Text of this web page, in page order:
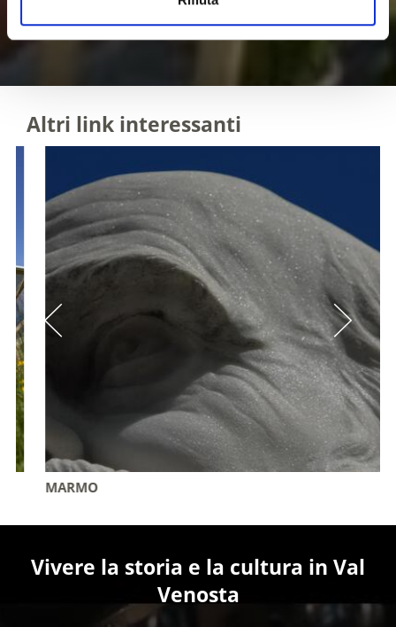
Altri link interessanti
MARMO
Vivere la storia e la cultura in Val
Venosta